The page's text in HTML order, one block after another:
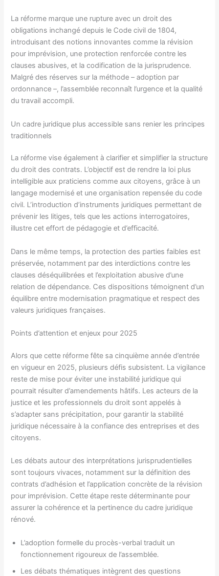
La réforme marque une rupture avec un droit des
obligations inchangé depuis le Code civil de 1804,
introduisant des notions innovantes comme la révision
pour imprévision, une protection renforcée contre les
clauses abusives, et la codification de la jurisprudence.
Malgré des réserves sur la méthode – adoption par
ordonnance –, l’assemblée reconnaît l’urgence et la qualité
du travail accompli.
Un cadre juridique plus accessible sans renier les principes
traditionnels
La réforme vise également à clarifier et simplifier la structure
du droit des contrats. L’objectif est de rendre la loi plus
intelligible aux praticiens comme aux citoyens, grâce à un
langage modernisé et une organisation repensée du code
civil. L’introduction d’instruments juridiques permettant de
prévenir les litiges, tels que les actions interrogatoires,
illustre cet effort de pédagogie et d’efficacité.
Dans le même temps, la protection des parties faibles est
préservée, notamment par des interdictions contre les
clauses déséquilibrées et l’exploitation abusive d’une
relation de dépendance. Ces dispositions témoignent d’un
équilibre entre modernisation pragmatique et respect des
valeurs juridiques françaises.
Points d’attention et enjeux pour 2025
Alors que cette réforme fête sa cinquième année d’entrée
en vigueur en 2025, plusieurs défis subsistent. La vigilance
reste de mise pour éviter une instabilité juridique qui
pourrait résulter d’amendements hâtifs. Les acteurs de la
justice et les professionnels du droit sont appelés à
s’adapter sans précipitation, pour garantir la stabilité
juridique nécessaire à la confiance des entreprises et des
citoyens.
Les débats autour des interprétations jurisprudentielles
sont toujours vivaces, notamment sur la définition des
contrats d’adhésion et l’application concrète de la révision
pour imprévision. Cette étape reste déterminante pour
assurer la cohérence et la pertinence du cadre juridique
rénové.
L’adoption formelle du procès-verbal traduit un
fonctionnement rigoureux de l’assemblée.
Les débats thématiques intègrent des questions